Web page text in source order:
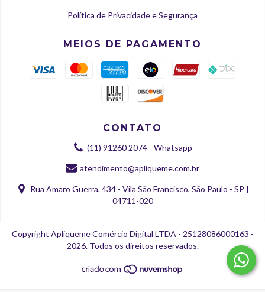
Política de Privacidade e Segurança
MEIOS DE PAGAMENTO
CONTATO
(11) 91260 2074 - Whatsapp
atendimento@apliqueme.com.br
Rua Amaro Guerra, 434 - Vila São Francisco, São Paulo - SP |
04711-020
Copyright Apliqueme Comércio Digital LTDA - 25128086000163 -
2026. Todos os direitos reservados.